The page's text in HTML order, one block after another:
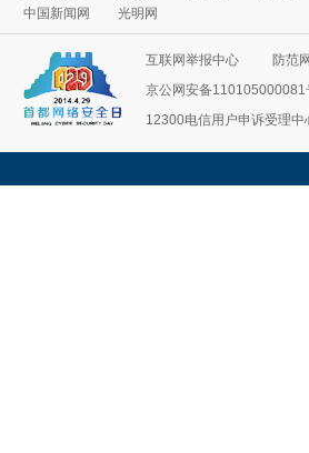
中国新闻网
光明网
互联网举报中心
防范
京公网安备110105000081
12300电信用户申诉受理中